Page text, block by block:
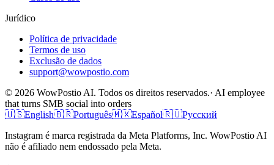
Jurídico
Política de privacidade
Termos de uso
Exclusão de dados
support@wowpostio.com
© 2026 WowPostio AI. Todos os direitos reservados.· AI employee
that turns SMB social into orders
🇺🇸English🇧🇷Português🇲🇽Español🇷🇺Русский
Instagram é marca registrada da Meta Platforms, Inc. WowPostio AI
não é afiliado nem endossado pela Meta.